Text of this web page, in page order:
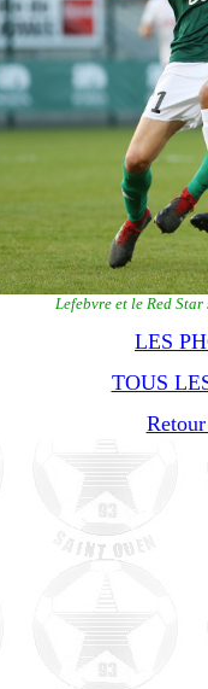
Lefebvre et le Red
LES
TOUS